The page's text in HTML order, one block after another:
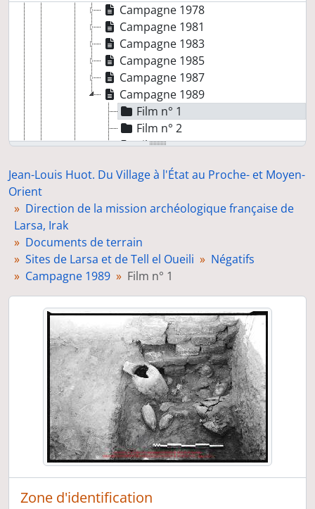
Campagne 1978
Campagne 1981
Campagne 1983
Campagne 1985
Campagne 1987
Campagne 1989
Film n° 1
Film n° 2
Film n° 3
Film n° 5
Film n° 7
Film n° 9
Film n° 10
Film n° 11
Film n° 12
Film n° 13
Film n° 14
Film n° 15
Film n° 16
Film n° 17
Film n° 18
Diapositives
Rapports de fouilles
Préparation de publications
Documentation cartographique
Exposition "Délégation archéologique française en Irak 1977-1987, 10 ans d'activité"
Correspondance scientifique
Jean-Louis Huot. Du Village à l'État au Proche- et Moyen-
Orient
Direction de la mission archéologique française de
Larsa, Irak
Documents de terrain
Sites de Larsa et de Tell el Oueili
Négatifs
Campagne 1989
Film n° 1
Zone d'identification